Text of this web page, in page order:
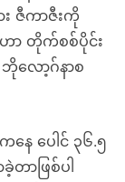
ဇီကာဇီးကို
တိုက်စစ်ပိုင်း
လော့ဂ်နာစ
ေ ပေါင် ၃၆.၅
ာဖြစ်ပါ